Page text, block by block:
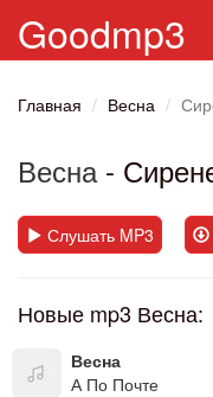
Goodmp3
Главная Весна
Весна-
Слушать MP3
Новые mp3 Весна:
Весна
А По Почте